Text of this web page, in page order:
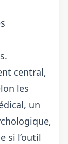
central,
les
un
si l’outil